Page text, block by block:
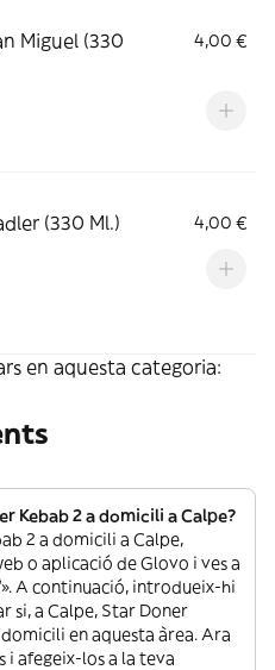
Miguel (330
4,00 €
(330 Ml.) 4,00 €
en aquesta categoria:
Kebab 2 a domicili a Calpe?
2 a domicili a Calpe,
o aplicació de Glovo i ves a
A continuació, introdueix-hi
si, a Calpe, Star Doner
en aquesta àrea. Ara
i afegeix-los a la teva